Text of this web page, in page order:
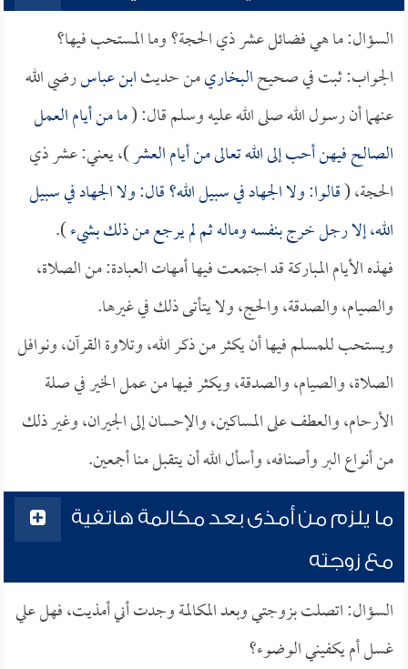
السؤال: ما هي فضائل عشر ذي الحجة؟ وما المستحب فيها؟
الجواب: ثبت في صحيحالبخاريمن حديثابن عباسرضي الله
عنهما أن رسول الله صلى الله عليه وسلم قال: (ما من أيام العمل
الصالح فيهن أحب إلى الله تعالى من أيام العشر)، يعني: عشر ذي
الحجة، (قالوا: ولا الجهاد في سبيل الله؟ قال: ولا الجهاد في سبيل
الله، إلا رجل خرج بنفسه وماله ثم لم يرجع من ذلك بشيء).
فهذه الأيام المباركة قد اجتمعت فيها أمهات العبادة: من الصلاة،
والصيام، والصدقة، والحج، ولا يتأتى ذلك في غيرها.
ويستحب للمسلم فيها أن يكثر من ذكر الله، وتلاوة القرآن، ونوافل
الصلاة، والصيام، والصدقة، ويكثر فيها من عمل الخير في صلة
الأرحام، والعطف على المساكين، والإحسان إلى الجيران، وغير ذلك
من أنواع البر وأصنافه، وأسأل الله أن يتقبل منا أجمعين.
ما يلزم من أمذى بعد مكالمة هاتفية
مع زوجته
السؤال: اتصلت بزوجتي وبعد المكالمة وجدت أني أمذيت، فهل علي
غسل أم يكفيني الوضوء؟